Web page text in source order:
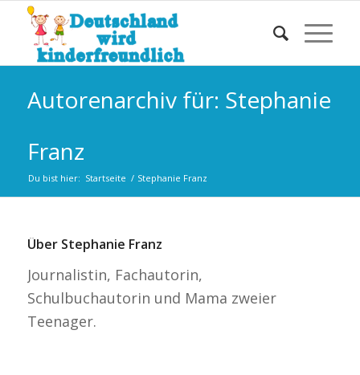
Autorenarchiv für: Stephanie
Franz
Du bist hier: Startseite / Stephanie Franz
Über Stephanie Franz
Journalistin, Fachautorin,
Schulbuchautorin und Mama zweier
Teenager.